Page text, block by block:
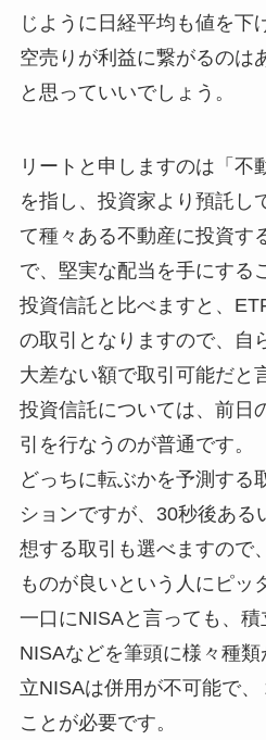
じように日経平均も値を下
空売りが利益に繋がるのは
と思っていいでしょう。
リートと申しますのは「不
を指し、投資家より預託し
て種々ある不動産に投資す
で、堅実な配当を手にする
投資信託と比べますと、
の取引となりますので、自
大差ない額で取引可能だと
投資信託については、前日
引を行なうのが普通です。
どっちに転ぶかを予測する
ションですが、30秒後ある
想する取引も選べますので
ものが良いという人にピッ
一口にNISAと言っても、
NISAなどを筆頭に様々種
立NISAは併用が不可能で
ことが必要です。